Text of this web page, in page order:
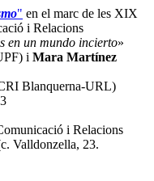
" en el marc de les XIX
i Relacions
en un mundo incierto»
i Mara Martínez
Blanquerna-URL)
i Relacions
Valldonzella, 23.